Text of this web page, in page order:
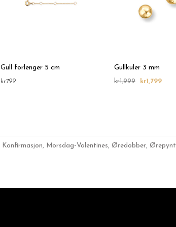
Gull forlenger 5 cm
kr799
Gullkuler 3 mm
kr1,999 kr1,799
Konfirmasjon, Morsdag-Valentines, Øredobber, Ørepynt